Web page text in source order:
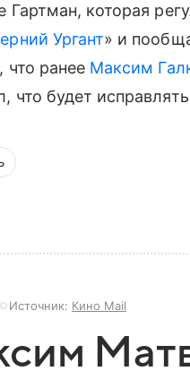
Гартман, которая
Ургант» и
что ранее Максим
что будет
Источник: Кино Mail